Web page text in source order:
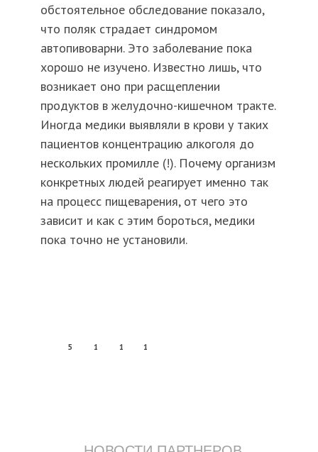
обстоятельное обследование показало,
что поляк страдает синдромом
автопивоварни. Это заболевание пока
хорошо не изучено. Известно лишь, что
возникает оно при расщеплении
продуктов в желудочно-кишечном тракте.
Иногда медики выявляли в крови у таких
пациентов концентрацию алкоголя до
нескольких промилле (!). Почему организм
конкретных людей реагирует именно так
на процесс пищеварения, от чего это
зависит и как с этим бороться, медики
пока точно не установили.
5 1 1 1